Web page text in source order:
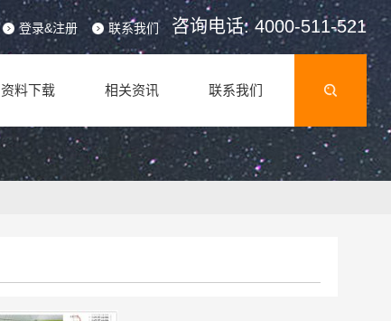
登录&注册 联系我们 咨询电话: 4000-511-521
资料下载 相关资讯 联系我们